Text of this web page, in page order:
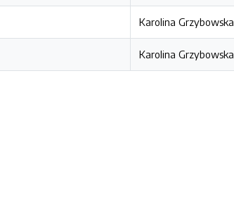
Karolina Grzybowska
Karolina Grzybowska